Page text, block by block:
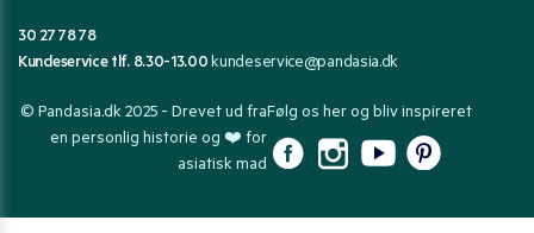
30 27 78 78
Kundeservice tlf. 8.30-13.00kundeservice@pandasia.dk
© Pandasia.dk 2025 - Drevet ud fra
en personlig historie og ❤️ for
asiatisk mad
Følg os her og bliv inspireret